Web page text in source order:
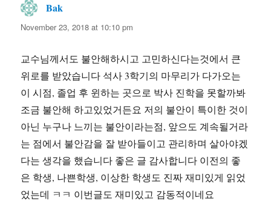
Bak
November 23, 2018 at 10:10 pm
교수님께서도 불안해하시고 고민하신다는것에서 큰
위로를 받았습니다 석사 3학기의 마무리가 다가오는
이 시점, 졸업 후 윈하는 곳으로 박사 진학을 못할까봐
조금 불안해 하고있었거든요 저의 불안이 특이한 것이
아닌 누구나 느끼는 불안이라는점, 앞으도 계속될거라
는 점에서 불안감을 잘 받아들이고 관리하며 살아야겠
다는 생각을 했습니다 좋은 글 감사합니다 이전의 좋
은 학생, 나쁜학생, 이상한 학생도 진짜 재미있게 읽었
었는데 ㅋㅋ 이번글도 재미있고 감동적이네요